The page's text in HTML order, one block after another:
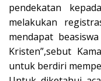
pendekatan
melakukan
mendapat
Kristen”,sebut
untuk berdiri